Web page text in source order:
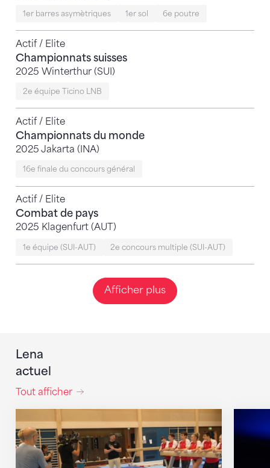
1er barres asymètriques 1er sol 6e poutre
Actif / Elite
Championnats suisses
2025 Winterthur (SUI)
2e équipe Ticino LNB
Actif / Elite
Championnats du monde
2025 Jakarta (INA)
16e finale du concours général
Actif / Elite
Combat de pays
2025 Klagenfurt (AUT)
1e équipe (SUI-AUT) 2e concours multiple (SUI-AUT)
Afficher plus
Lena
actuel
Tout afficher